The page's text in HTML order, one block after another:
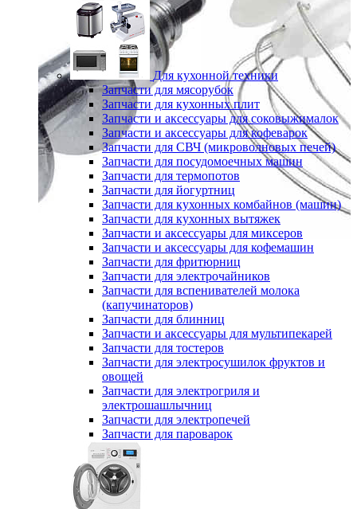
Для кухонной техники
Запчасти для мясорубок
Запчасти для кухонных плит
Запчасти и аксессуары для соковыжималок
Запчасти и аксессуары для кофеварок
Запчасти для СВЧ (микроволновых печей)
Запчасти для посудомоечных машин
Запчасти для термопотов
Запчасти для йогуртниц
Запчасти для кухонных комбайнов (машин)
Запчасти для кухонных вытяжек
Запчасти и аксессуары для миксеров
Запчасти и аксессуары для кофемашин
Запчасти для фритюрниц
Запчасти для электрочайников
Запчасти для вспенивателей молока
(капучинаторов)
Запчасти для блинниц
Запчасти и аксессуары для мультипекарей
Запчасти для тостеров
Запчасти для электросушилок фруктов и
овощей
Запчасти для электрогриля и
электрошашлычниц
Запчасти для электропечей
Запчасти для пароварок